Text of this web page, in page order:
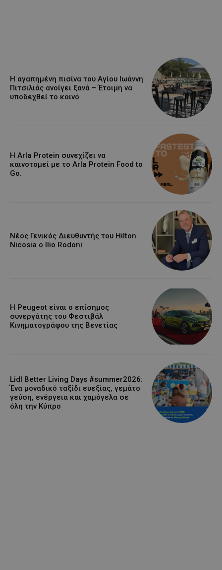
Η αγαπημένη πισίνα του Αγίου Ιωάννη
Πιτσιλιάς ανοίγει ξανά – Έτοιμη να
υποδεχθεί το κοινό
Η Arla Protein συνεχίζει να
καινοτομεί με το Arla Protein Food to
Go.
Νέος Γενικός Διευθυντής του Hilton
Nicosia ο Ilio Rodoni
Η Peugeot είναι ο επίσημος
συνεργάτης του Φεστιβάλ
Κινηματογράφου της Βενετίας
Lidl Better Living Days #summer2026:
Ένα μοναδικό ταξίδι ευεξίας, γεμάτο
γεύση, ενέργεια και χαμόγελα σε
όλη την Κύπρο